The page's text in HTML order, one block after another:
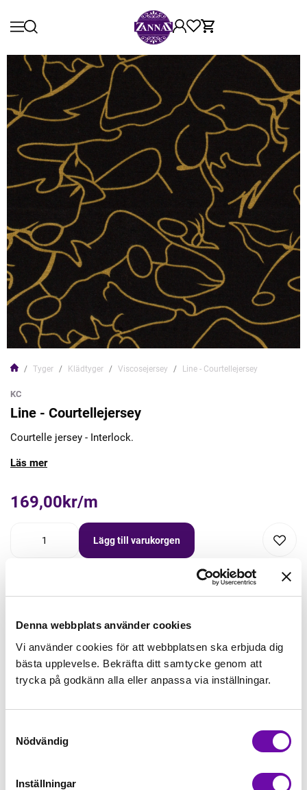
Denna webbplats använder cookies
Vi använder cookies för att webbplatsen ska erbjuda dig
bästa upplevelse. Bekräfta ditt samtycke genom att
trycka på godkänn alla eller anpassa via inställningar.
Nödvändig
Inställningar
Tyger Klädtyger Viscosejersey Line - Courtellejersey
KC
Line - Courtellejersey
Courtelle jersey - Interlock.
Läs mer
169,00kr/m
Lägg till varukorgen
Lägg först önskad mängd i varukorgen,
Tråd matchande +45,00kr